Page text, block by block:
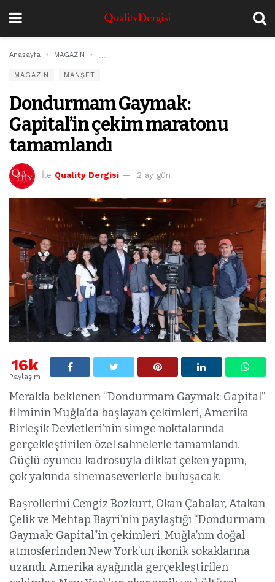
Anasayfa MAGAZİN
MAGAZİN MANŞET
Dondurmam Gaymak:
Gapital’in çekim maratonu
tamamlandı
İle Quality Dergisi 2 ay gün
16k
Paylaşım
Merakla beklenen “Dondurmam Gaymak: Gapital”
filminin Muğla’da başlayan çekimleri, Amerika
Birleşik Devletleri’nin simge noktalarında
gerçekleştirilen özel sahnelerle tamamlandı.
Güçlü oyuncu kadrosuyla dikkat çeken yapım,
çok yakında sinemaseverlerle buluşacak.
Başrollerini Cengiz Bozkurt, Okan Çabalar, Atakan
Çelik ve Mehtap Bayri’nin paylaştığı “Dondurmam
Gaymak: Gapital”in çekimleri, Muğla’nın doğal
atmosferinden New York’un ikonik sokaklarına
uzandı. Amerika ayağında gerçekleştirilen